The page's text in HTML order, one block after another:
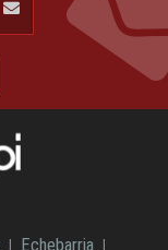
Echebarria